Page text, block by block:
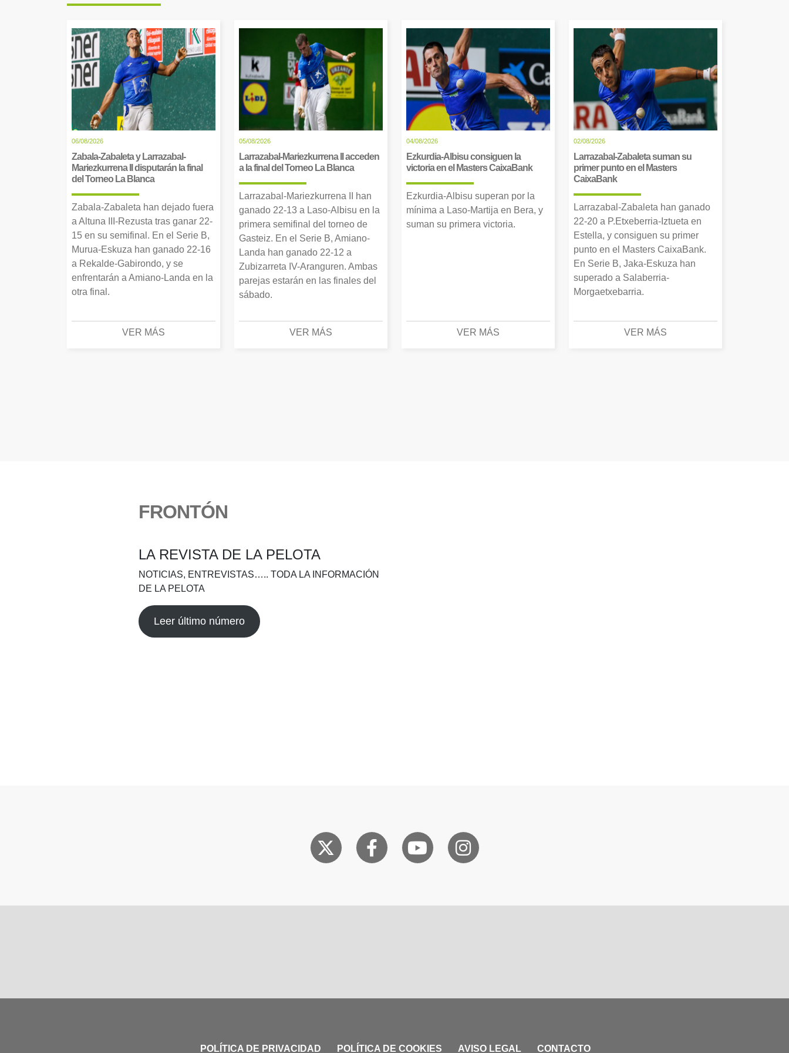
06/08/2026
Zabala-Zabaleta y Larrazabal-
Mariezkurrena II disputarán la final
del Torneo La Blanca
Zabala-Zabaleta han dejado fuera
a Altuna III-Rezusta tras ganar 22-
15 en su semifinal. En el Serie B,
Murua-Eskuza han ganado 22-16
a Rekalde-Gabirondo, y se
enfrentarán a Amiano-Landa en la
otra final.
VER MÁS
05/08/2026
Larrazabal-Mariezkurrena II acceden
a la final del Torneo La Blanca
Larrazabal-Mariezkurrena II han
ganado 22-13 a Laso-Albisu en la
primera semifinal del torneo de
Gasteiz. En el Serie B, Amiano-
Landa han ganado 22-12 a
Zubizarreta IV-Aranguren. Ambas
parejas estarán en las finales del
sábado.
VER MÁS
04/08/2026
Ezkurdia-Albisu consiguen la
victoria en el Masters CaixaBank
Ezkurdia-Albisu superan por la
mínima a Laso-Martija en Bera, y
suman su primera victoria.
VER MÁS
02/08/2026
Larrazabal-Zabaleta suman su
primer punto en el Masters
CaixaBank
Larrazabal-Zabaleta han ganado
22-20 a P.Etxeberria-Iztueta en
Estella, y consiguen su primer
punto en el Masters CaixaBank.
En Serie B, Jaka-Eskuza han
superado a Salaberria-
Morgaetxebarria.
VER MÁS
FRONTÓN
LA REVISTA DE LA PELOTA
NOTICIAS, ENTREVISTAS….. TODA LA INFORMACIÓN
DE LA PELOTA
Leer último número
POLÍTICA DE PRIVACIDAD POLÍTICA DE COOKIES AVISO LEGAL CONTACTO